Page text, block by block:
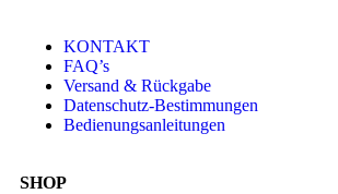
KONTAKT
FAQ’s
Versand & Rückgabe
Datenschutz-Bestimmungen
Bedienungsanleitungen
SHOP